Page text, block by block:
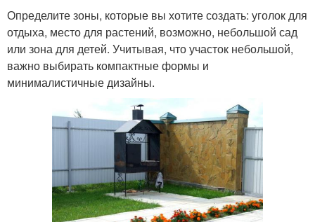
Определите зоны, которые вы хотите создать: уголок для
отдыха, место для растений, возможно, небольшой сад
или зона для детей. Учитывая, что участок небольшой,
важно выбирать компактные формы и
минималистичные дизайны.